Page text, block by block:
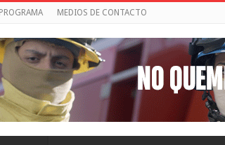
MEDIOS DE CONTACTO